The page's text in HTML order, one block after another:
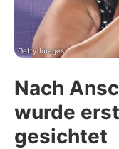
Alle
Getty Images
Nach
wurde
gesichtet